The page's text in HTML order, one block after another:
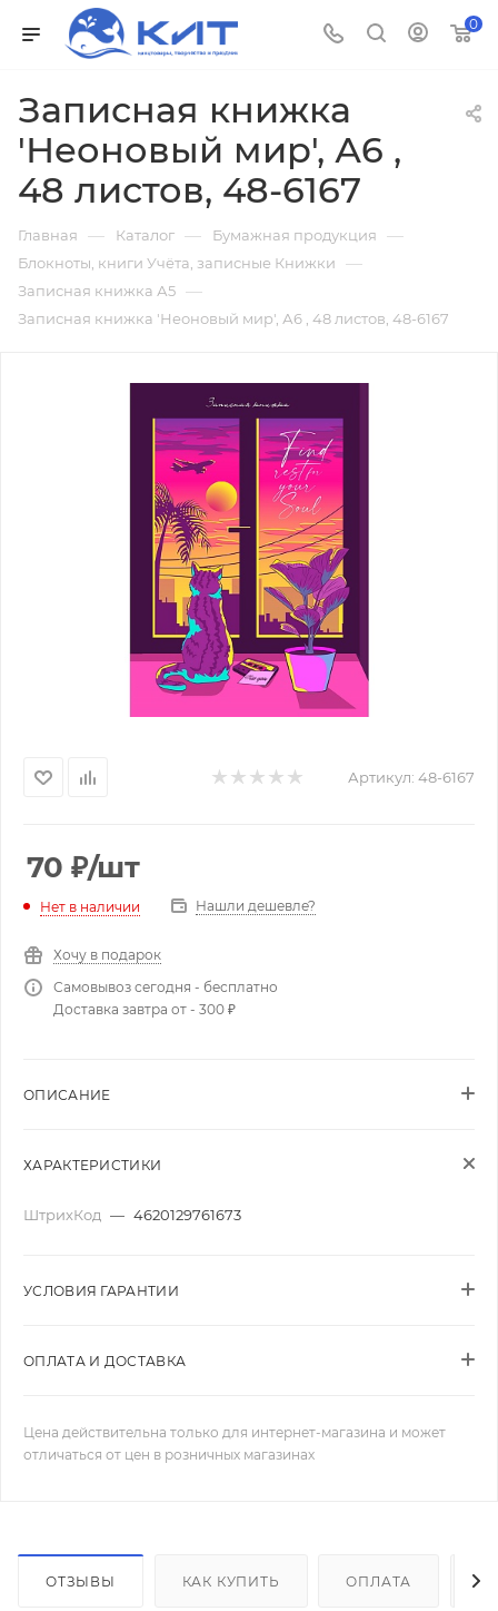
0
Записная книжка
'Неоновый мир', А6 ,
48 листов, 48-6167
Главная — Каталог — Бумажная продукция —
Блокноты, книги Учёта, записные Книжки —
Записная книжка А5 —
Записная книжка 'Неоновый мир', А6 , 48 листов, 48-6167
Артикул: 48-6167
70 ₽/шт
Нет в наличии Нашли дешевле?
Хочу в подарок
Самовывоз сегодня - бесплатно
Доставка завтра от - 300 ₽
ОПИСАНИЕ
ХАРАКТЕРИСТИКИ
ШтрихКод — 4620129761673
УСЛОВИЯ ГАРАНТИИ
ОПЛАТА И ДОСТАВКА
Цена действительна только для интернет-магазина и может
отличаться от цен в розничных магазинах
ОТЗЫВЫ КАК КУПИТЬ ОПЛАТА